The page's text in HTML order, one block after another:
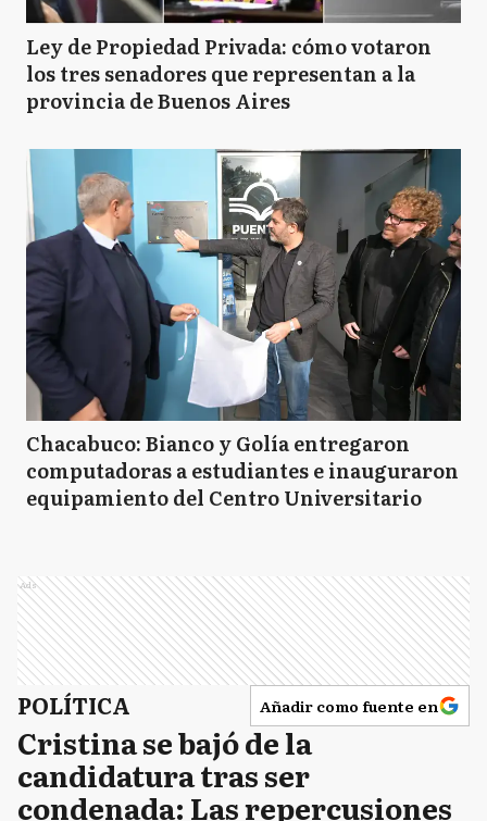
Ley de Propiedad Privada: cómo votaron
los tres senadores que representan a la
provincia de Buenos Aires
Chacabuco: Bianco y Golía entregaron
computadoras a estudiantes e inauguraron
equipamiento del Centro Universitario
Ads
POLÍTICA Añadir como fuente en
Cristina se bajó de la
candidatura tras ser
condenada: Las repercusiones